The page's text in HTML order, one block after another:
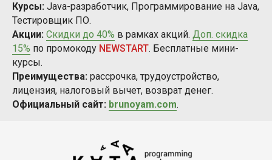
Курсы: Java-разработчик, Программирование на Java,
Тестировщик ПО.
Акции: Скидки до 40% в рамках акций. Доп. скидка
15% по промокоду NEWSTART. Бесплатные мини-
курсы.
Преимущества: рассрочка, трудоустройство,
лицензия, налоговый вычет, возврат денег.
Официальный сайт: brunoyam.com.